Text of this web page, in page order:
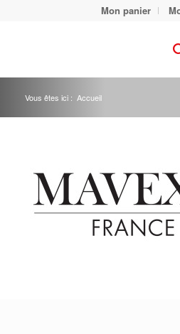
Mon panier
Vous êtes ici : Accueil